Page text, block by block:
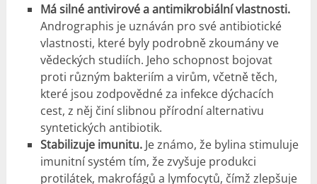
Má silné antivirové a antimikrobiální vlastnosti.
Andrographis je uznáván pro své antibiotické
vlastnosti, které byly podrobně zkoumány ve
vědeckých studiích. Jeho schopnost bojovat
proti různým bakteriím a virům, včetně těch,
které jsou zodpovědné za infekce dýchacích
cest, z něj činí slibnou přírodní alternativu
syntetických antibiotik.
Stabilizuje imunitu.Je známo, že bylina stimuluje
imunitní systém tím, že zvyšuje produkci
protilátek, makrofágů a lymfocytů, čímž zlepšuje